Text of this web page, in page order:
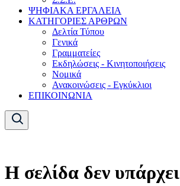
ΨΗΦΙΑΚΑ ΕΡΓΑΛΕΙΑ
ΚΑΤΗΓΟΡΙΕΣ ΑΡΘΡΩΝ
Δελτία Τύπου
Γενικά
Γραμματείες
Εκδηλώσεις - Κινητοποιήσεις
Νομικά
Ανακοινώσεις - Εγκύκλιοι
ΕΠΙΚΟΙΝΩΝΙΑ
Η σελίδα δεν υπάρχει